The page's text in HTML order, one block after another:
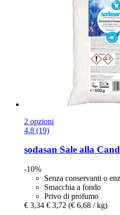
2 opzioni
4.8 (19)
sodasan Sale alla
-10%
Senza conservanti o
Smacchia a fondo
Privo di profumo
€ 3,34 € 3,72 (€ 6,68 / kg)